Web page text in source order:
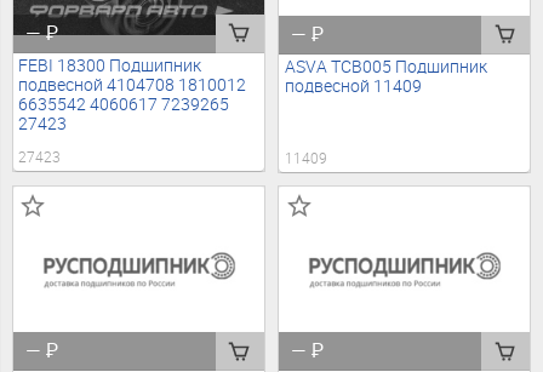
—₽
FEBI 18300 Подшипник
подвесной 4104708 1810012
6635542 4060617 7239265
27423
27423
—₽
ASVA TCB005 Подшипник
подвесной 11409
11409
—₽ —₽